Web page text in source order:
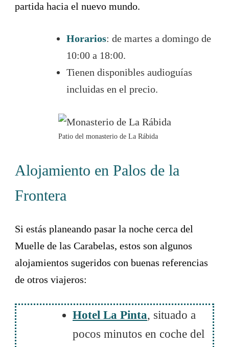
partida hacia el nuevo mundo.
Horarios: de martes a domingo de
10:00 a 18:00.
Tienen disponibles audioguías
incluidas en el precio.
Patio del monasterio de La Rábida
Alojamiento en Palos de la
Frontera
Si estás planeando pasar la noche cerca del
Muelle de las Carabelas, estos son algunos
alojamientos sugeridos con buenas referencias
de otros viajeros:
Hotel La Pinta, situado a
pocos minutos en coche del